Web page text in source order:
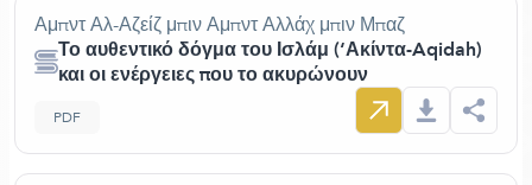
Αμπντ Αλ-Αζείζ μπιν Αμπντ Αλλάχ μπιν Μπαζ
Το αυθεντικό δόγμα του Ισλάμ (‘Ακίντα-Aqidah)
και οι ενέργειες που το ακυρώνουν
PDF